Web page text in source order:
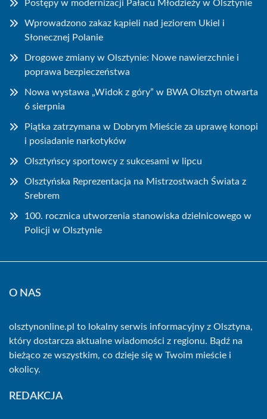
Postępy w modernizacji Pałacu Młodzieży w Olsztynie
Wprowadzono zakaz kąpieli nad jeziorem Ukiel i
Słonecznej Polanie
Drogowe zmiany w Olsztynie: Nowe nawierzchnie i
poprawa bezpieczeństwa
Nowa wystawa „Widok z góry” w BWA Olsztyn otwarta
6 sierpnia
Piątka zatrzymana w Dobrym Mieście za uprawę konopi
i posiadanie narkotyków
Olsztyńscy sportowcy z sukcesami w lipcu
Olsztyńska Reprezentacja na Mistrzostwach Świata z
Srebrem
100. rocznica utworzenia stanowiska dzielnicowego w
Policji w Olsztynie
O NAS
olsztynonline.pl to lokalny serwis informacyjny z Olsztyna,
który dostarcza aktualne wiadomości z regionu. Bądź na
bieżąco ze wszystkim, co dzieje się w Twoim mieście i
okolicy.
REDAKCJA